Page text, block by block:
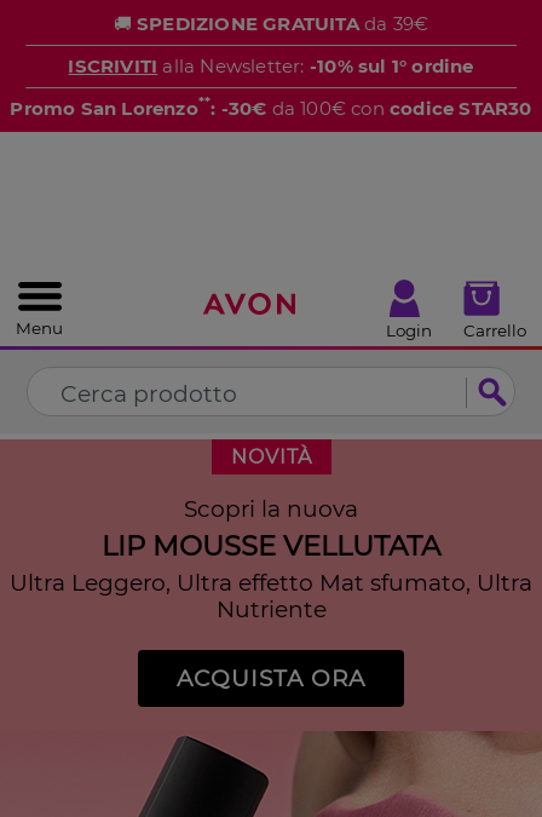
🚚 SPEDIZIONE GRATUITAda 39€
ISCRIVITI alla Newsletter: -10% sul 1° ordine
Promo San Lorenzo**: -30€ da 100€ con codice STAR30
Menu Login Carrello
NOVITÀ
Scopri la nuova
LIP MOUSSE VELLUTATA
Ultra Leggero, Ultra effetto Mat sfumato, Ultra
Nutriente
ACQUISTA ORA
CHIUDI